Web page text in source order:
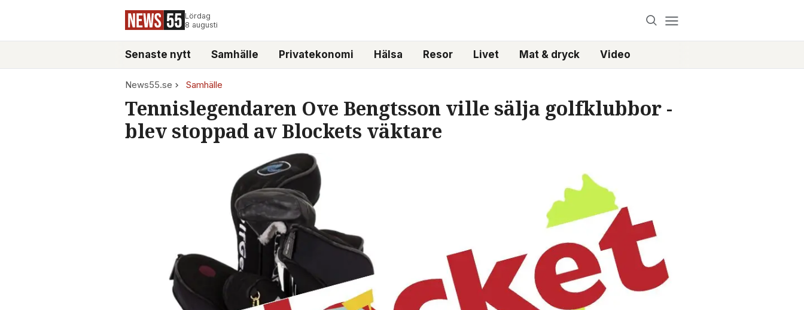
Lördag
8 augusti
Senaste nytt Samhälle Privatekonomi Hälsa Resor Livet Mat & dryck Video
News55.se Samhälle
Tennislegendaren Ove Bengtsson ville sälja golfklubbor -
blev stoppad av Blockets väktare